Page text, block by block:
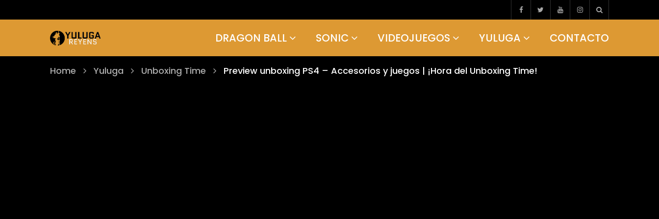
DRAGON BALL SONIC VIDEOJUEGOS YULUGA CONTACTO
Home Yuluga Unboxing Time Preview unboxing PS4 – Accesorios y juegos | ¡Hora del Unboxing Time!